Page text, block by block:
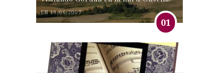
EN 19/06/2007
01